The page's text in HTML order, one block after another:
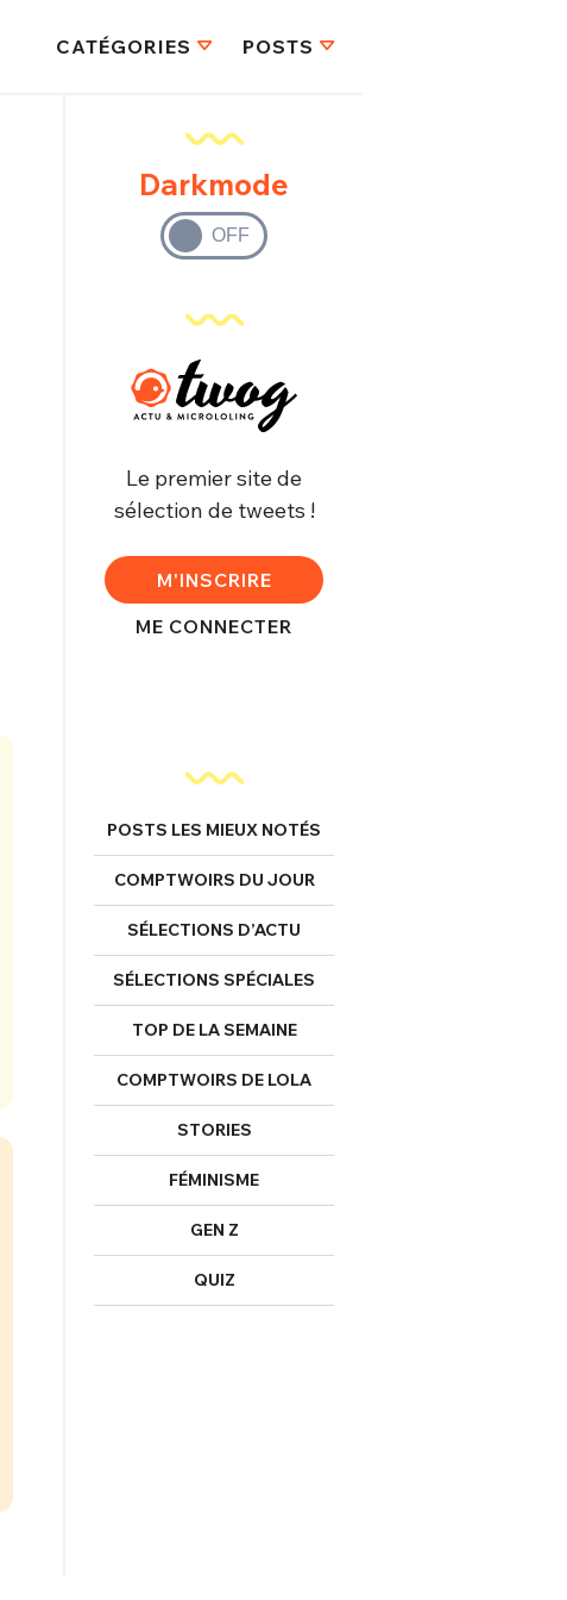
CATÉGORIES POSTS
Darkmode
Le premier site de
sélection de tweets !
M'INSCRIRE
ME CONNECTER
POSTS LES MIEUX NOTÉS
COMPTWOIRS DU JOUR
SÉLECTIONS D’ACTU
SÉLECTIONS SPÉCIALES
TOP DE LA SEMAINE
COMPTWOIRS DE LOLA
STORIES
FÉMINISME
GEN Z
QUIZ
FERMER
Mot de passe perdu ?
Un Thread
C'EST PARTI